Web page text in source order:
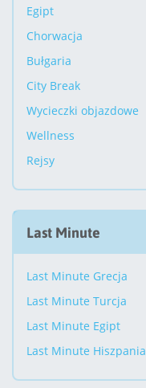
Egipt
Chorwacja
Bułgaria
City Break
Wycieczki objazdowe
Wellness
Rejsy
Last Minute
Last Minute Grecja
Last Minute Turcja
Last Minute Egipt
Last Minute Hiszpania